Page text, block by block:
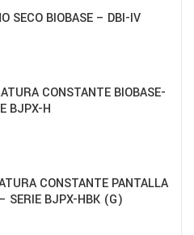
SECO BIOBASE – DBI-IV
CONSTANTE BIOBASE-
BJPX-H
CONSTANTE PANTALLA
SERIE BJPX-HBK (G)